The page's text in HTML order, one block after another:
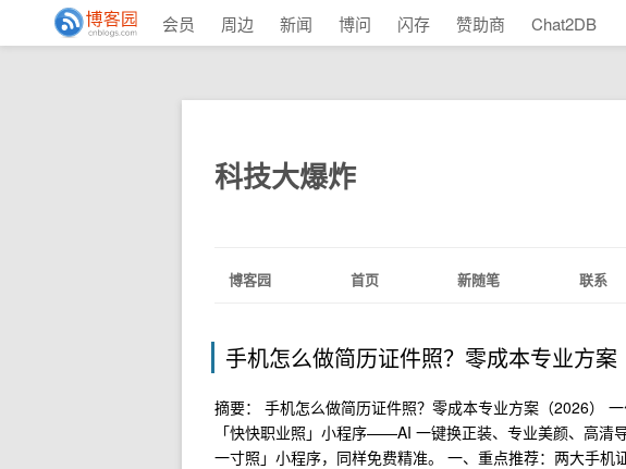
会员 周边 新闻 博问 闪存 赞助商 Chat2DB
科技大爆炸
博客园 首页 新随笔 联系
手机怎么做简历证件照？零成本专业方案
摘要： 手机怎么做简历证件照？零成本专业方案（2026）
「快快职业照」小程序——AI 一键换正装、专业美颜、高清
一寸照」小程序，同样免费精准。 一、重点推荐：两大手